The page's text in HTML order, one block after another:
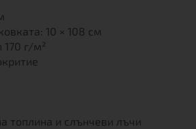
10 × 108 см
г/м²
топлина и слънчеви лъчи